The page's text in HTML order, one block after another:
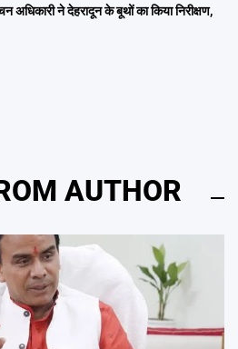
अधिकारी ने देहरादून के बूथों का किया निरीक्षण,
AUTHOR